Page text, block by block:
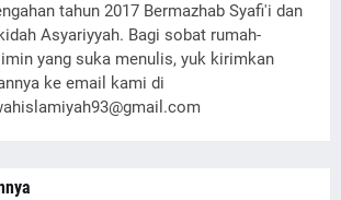
tahun 2017 Bermazhab Syafi'i dan
Asyariyyah. Bagi sobat rumah-
yang suka menulis, yuk kirimkan
ke email kami di